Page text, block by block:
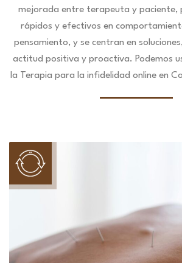
mejorada entre terapeuta y paciente,
rápidos y efectivos en
pensamiento, y se centran en
actitud positiva y proactiva. Podemos
la Terapia para la infidelidad online en